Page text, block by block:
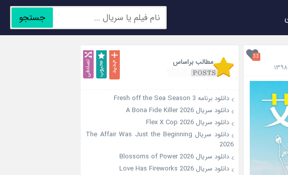
جستجو
33
مطالب براساس
دانلود برنامه Fresh off the Sea Season 3
دانلود سریال A Bona Fide Killer 2026
دانلود سریال Flex X Cop 2026
دانلود سریال The Affair Was Just the Beginning
2026
دانلود سریال Blossoms of Power 2026
دانلود سریال Love Has Fireworks 2026